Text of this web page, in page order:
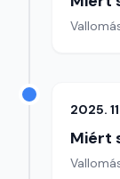
2025.
Miért